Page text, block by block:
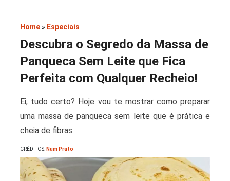
Home » Especiais
Descubra o Segredo da Massa de
Panqueca Sem Leite que Fica
Perfeita com Qualquer Recheio!
Ei, tudo certo? Hoje vou te mostrar como preparar
uma massa de panqueca sem leite que é prática e
cheia de fibras.
CRÉDITOS: Num Prato